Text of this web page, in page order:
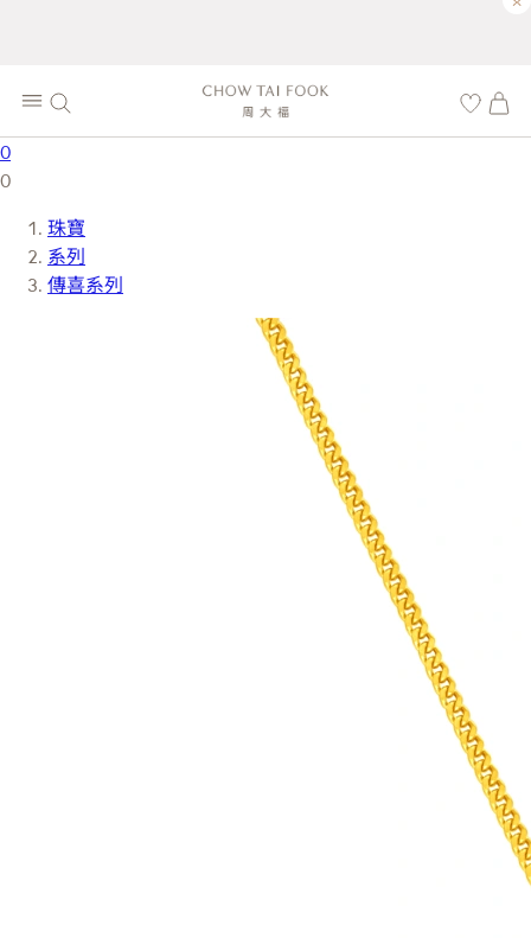
0
0
珠寶
系列
傳喜系列